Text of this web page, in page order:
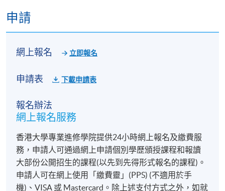
申請
網上報名 立即報名
申請表 下載申請表
報名辦法
網上報名服務
香港大學專業進修學院提供24小時網上報名及繳費服
務，申請人可通過網上申請個別學歷頒授課程和報讀
大部份公開招生的課程(以先到先得形式報名的課程)。
申請人可在網上使用「繳費靈」(PPS) (不適用於手
機)、VISA 或 Mastercard。除上述支付方式之外，如就